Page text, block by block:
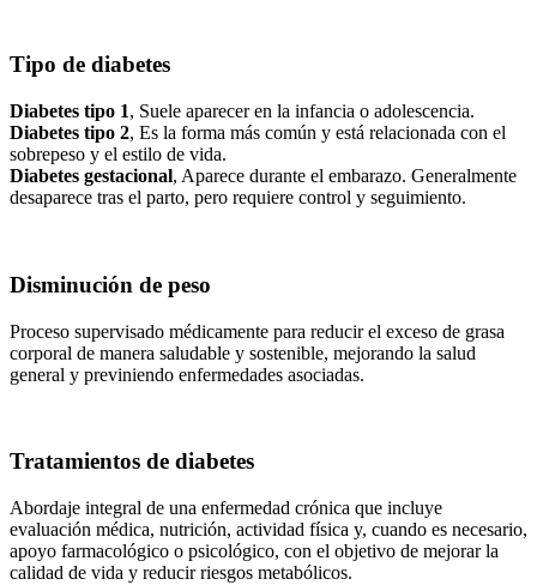
Tipo de diabetes
Diabetes tipo 1, Suele aparecer en la infancia o adolescencia.
Diabetes tipo 2, Es la forma más común y está relacionada con el
sobrepeso y el estilo de vida.
Diabetes gestacional, Aparece durante el embarazo. Generalmente
desaparece tras el parto, pero requiere control y seguimiento.
Disminución de peso
Proceso supervisado médicamente para reducir el exceso de grasa
corporal de manera saludable y sostenible, mejorando la salud
general y previniendo enfermedades asociadas.
Tratamientos de diabetes
Abordaje integral de una enfermedad crónica que incluye
evaluación médica, nutrición, actividad física y, cuando es necesario,
apoyo farmacológico o psicológico, con el objetivo de mejorar la
calidad de vida y reducir riesgos metabólicos.